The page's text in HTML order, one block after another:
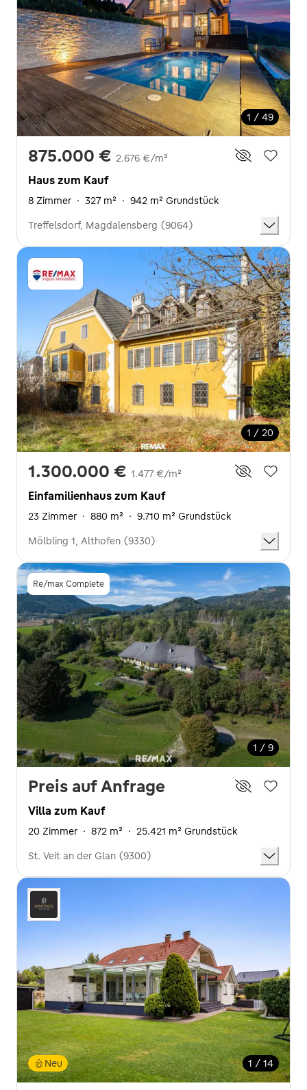
1 / 49
875.000 € 2.676 €/m²
Haus zum Kauf
8 Zimmer · 327 m² · 942 m² Grundstück
Treffelsdorf, Magdalensberg (9064)
1 / 20
1.300.000 € 1.477 €/m²
Einfamilienhaus zum Kauf
23 Zimmer · 880 m² · 9.710 m² Grundstück
Mölbling 1, Althofen (9330)
Re/max Complete
1 / 9
Preis auf Anfrage
Villa zum Kauf
20 Zimmer · 872 m² · 25.421 m² Grundstück
St. Veit an der Glan (9300)
1 / 14
Neu